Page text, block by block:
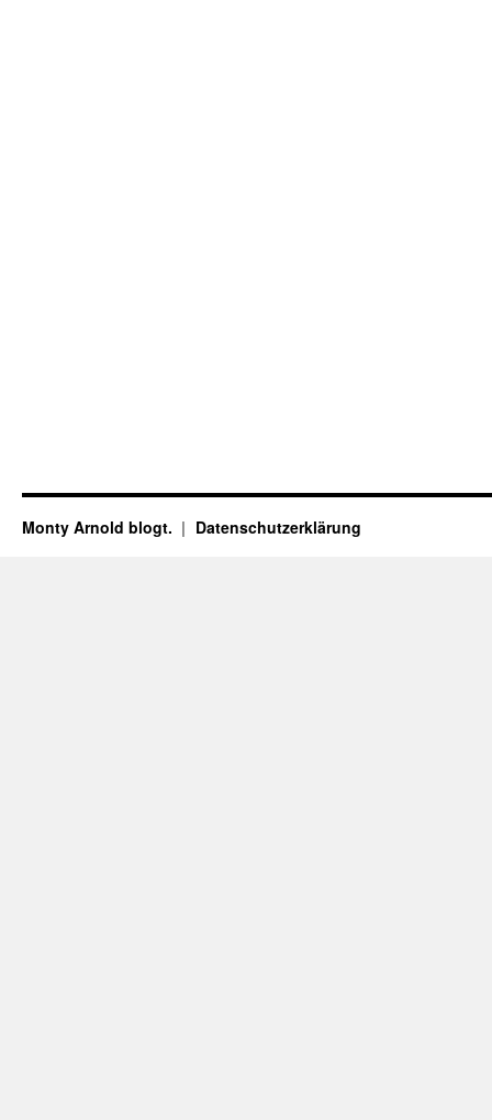
Monty Arnold blogt. Datenschutz­erklärung